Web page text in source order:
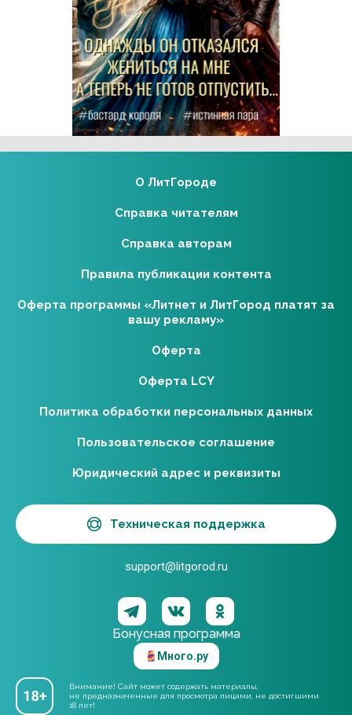
Реклама 16+ АО «ЛитГород»
Бонусная программа
Много.ру
Внимание! Сайт может содержать материалы,
не предназначенные для просмотра лицами, не достигшими
18 лет!
О ЛитГороде
Справка читателям
Справка авторам
Правила публикации контента
Оферта программы «Литнет и ЛитГород платят за
вашу рекламу»
Оферта
Оферта LCY
Политика обработки персональных данных
Пользовательское соглашение
Юридический адрес и реквизиты
Техническая поддержка
support@litgorod.ru